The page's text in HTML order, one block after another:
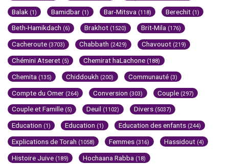
Balak (1) Bamidbar (1) Bar-Mitsva (118) Berechit (1)
Beth-Hamikdach (6) Brakhot (1520) Brit-Mila (176)
Cacheroute (3703) Chabbath (2429) Chavouot (219)
Chémini Atseret (5) Chemirat haLachone (188)
Chemita (135) Chiddoukh (200) Communauté (3)
Compte du Omer (264) Conversion (303) Couple (297)
Couple et Famille (5) Deuil (1102) Divers (5037)
Education (1) Education (1) Education des enfants (244)
Explications de Torah (1058) Femmes (316) Hassidout (4)
Histoire Juive (189) Hochaana Rabba (18)